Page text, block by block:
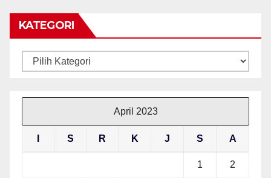
KATEGORI
Kategori
April 2023
S R K J S A
1 2